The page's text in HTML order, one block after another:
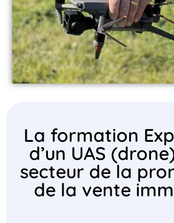
La formation
d’un UAS
secteur de la
de la vente